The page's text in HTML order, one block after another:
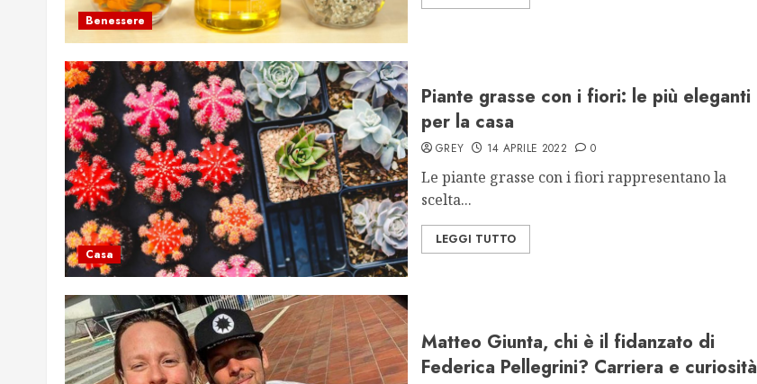
Benessere
Casa
Piante grasse con i fiori: le più eleganti
per la casa
GREY 14 APRILE 2022 0
Le piante grasse con i fiori rappresentano la
scelta...
LEGGI TUTTO
Matteo Giunta, chi è il fidanzato di
Federica Pellegrini? Carriera e curiosità